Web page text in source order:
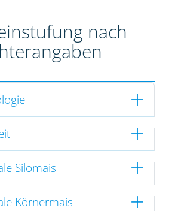
nach
Silomais
Körnermais